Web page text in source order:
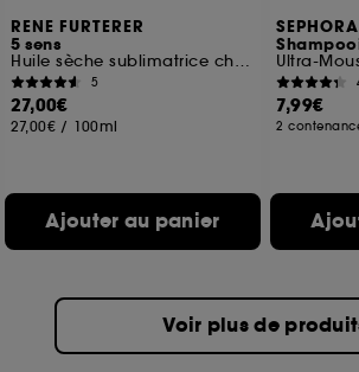
RENE FURTERER
5 sens
Huile sèche sublimatrice cheveux et corps
5
27,00€
27,00€ / 100ml
Ajouter au panier
Ultra-
7,99€
2
Voir plus de